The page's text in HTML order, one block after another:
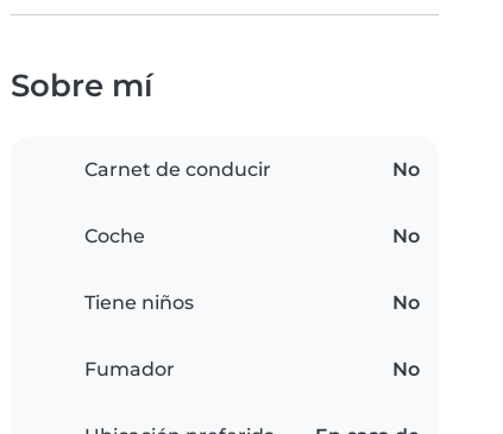
Sobre mí
Carnet de conducir No
Coche No
Tiene niños No
Fumador No